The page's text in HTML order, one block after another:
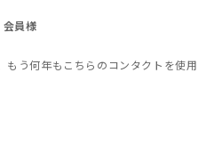
会員様
う何年もこちらのコンタクトを使用